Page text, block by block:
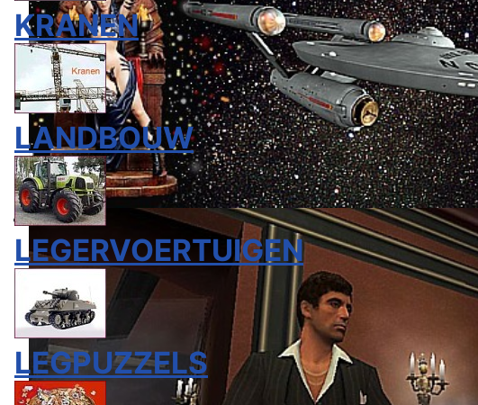
KRANEN
LANDBOUW
LEGERVOERTUIGEN
LEGPUZZELS